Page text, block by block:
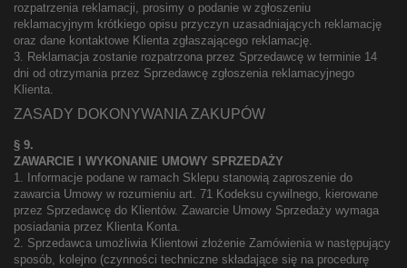
rozpatrzenia reklamacji, prosimy o podanie w zgłoszeniu
reklamacyjnym krótkiego opisu przyczyn uzasadniających reklamację
oraz dane kontaktowe Klienta zgłaszającego reklamację.
3. Reklamacja zostanie rozpatrzona przez Sprzedawcę w terminie 14
dni od otrzymania przez Sprzedawcę zgłoszenia reklamacyjnego
Klienta.
ZASADY DOKONYWANIA ZAKUPÓW
§ 9.
ZAWARCIE I WYKONANIE UMOWY SPRZEDAŻY
1. Informacje podane w ramach Sklepu stanowią zaproszenie do
zawarcia Umowy w rozumieniu art. 71 Kodeksu cywilnego, kierowane
przez Sprzedawcę do Klientów. Zawarcie Umowy Sprzedaży wymaga
posiadania przez Klienta Konta.
2. Sprzedawca umożliwia Klientowi złożenie Zamówienia w następujący
sposób, kolejno (czynności techniczne składające się na procedurę